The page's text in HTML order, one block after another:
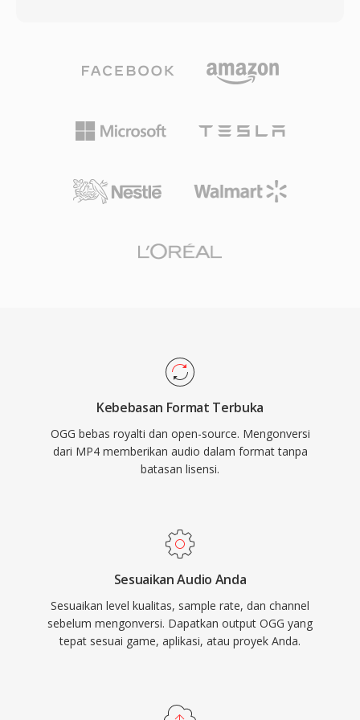
seluler, kamera digital, dan perpustakaan
media sistem operasi. Video HTML5 dengan
browser web utama, menetapkan kombinasi ini
video web. Overhead pengemasan yang
efisien, dikombinasikan dengan kemampuan
memungkinkan distribusi video berkualitas
menghasilkan kualitas perseptual yang
dalam kisaran 96-192 kbps. Format ini
mendukung sample rate dari 8 kHz hingga 192
segala kebutuhan dari suara mono hingga mix
pengembang game, platform streaming, dan
streaming utamanya karena alasan ini. Format
ini juga menangani degradasi kualitas pada
bitrate rendah dengan lebih baik dibanding
banyak pesaing, itulah mengapa format ini
tetap populer dalam video game di mana
Kebebasan Format Terbuka
OGG bebas royalti dan open-source. Mengonversi
dari MP4 memberikan audio dalam format tanpa
batasan lisensi.
Sesuaikan Audio Anda
Sesuaikan level kualitas, sample rate, dan channel
sebelum mengonversi. Dapatkan output OGG yang
tepat sesuai game, aplikasi, atau proyek Anda.